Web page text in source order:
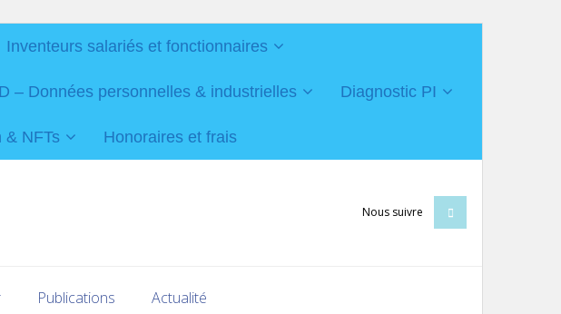
Inventeurs salariés et fonctionnaires
– Données personnelles & industrielles Diagnostic PI
& NFTs Honoraires et frais
Nous suivre
Publications Actualité